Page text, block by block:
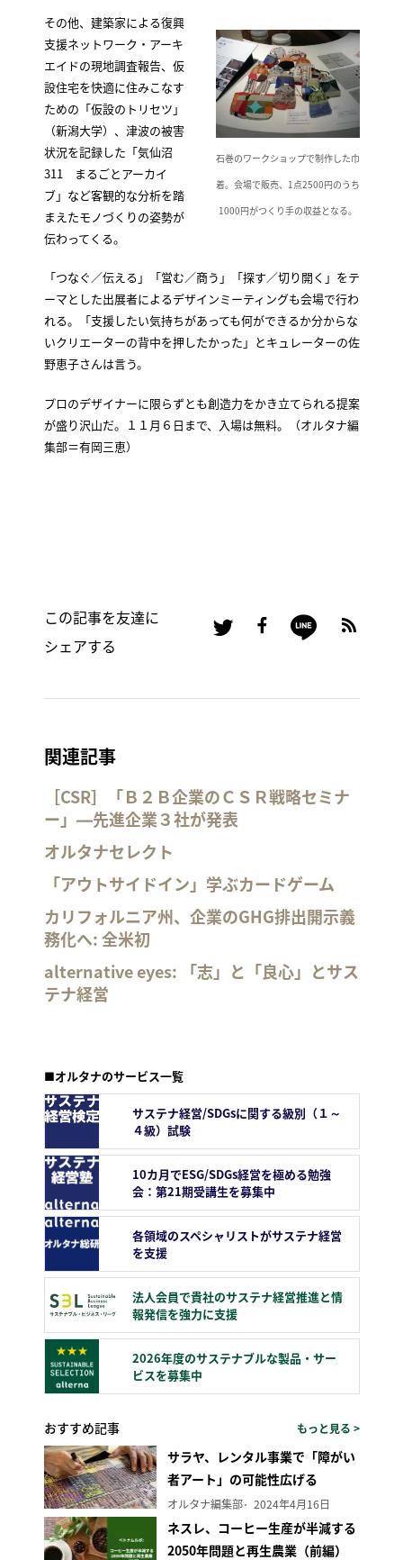
石巻のワークショップで制作した巾
着。会場で販売、1点2500円のうち
1000円がつくり手の収益となる。
その他、建築家による復興
支援ネットワーク・アーキ
エイドの現地調査報告、仮
設住宅を快適に住みこなす
ための「仮設のトリセツ」
（新潟大学）、津波の被害
状況を記録した「気仙沼
311 まるごとアーカイ
ブ」など客観的な分析を踏
まえたモノづくりの姿勢が
伝わってくる。
「つなぐ／伝える」「営む／商う」「探す／切り開く」をテ
ーマとした出展者によるデザインミーティングも会場で行わ
れる。「支援したい気持ちがあっても何ができるか分からな
いクリエーターの背中を押したかった」とキュレーターの佐
野恵子さんは言う。
プロのデザイナーに限らずとも創造力をかき立てられる提案
が盛り沢山だ。１１月６日まで、入場は無料。（オルタナ編
集部＝有岡三恵）
この記事を友達に
シェアする
関連記事
［CSR］「Ｂ２Ｂ企業のＣＳＲ戦略セミナ
ー」―先進企業３社が発表
オルタナセレクト
「アウトサイドイン」学ぶカードゲーム
カリフォルニア州、企業のGHG排出開示義
務化へ: 全米初
alternative eyes: 「志」と「良心」とサス
テナ経営
■オルタナのサービス一覧
サステナ経営/SDGsに関する級別（１～
４級）試験
10カ月でESG/SDGs経営を極める勉強
会：第21期受講生を募集中
各領域のスペシャリストがサステナ経営
を支援
法人会員で貴社のサステナ経営推進と情
報発信を強力に支援
2026年度のサステナブルな製品・サー
ビスを募集中
おすすめ記事 もっと見る >
サラヤ、レンタル事業で「障がい
者アート」の可能性広げる
オルタナ編集部 2024年4月16日
ネスレ、コーヒー生産が半減する
2050年問題と再生農業（前編）